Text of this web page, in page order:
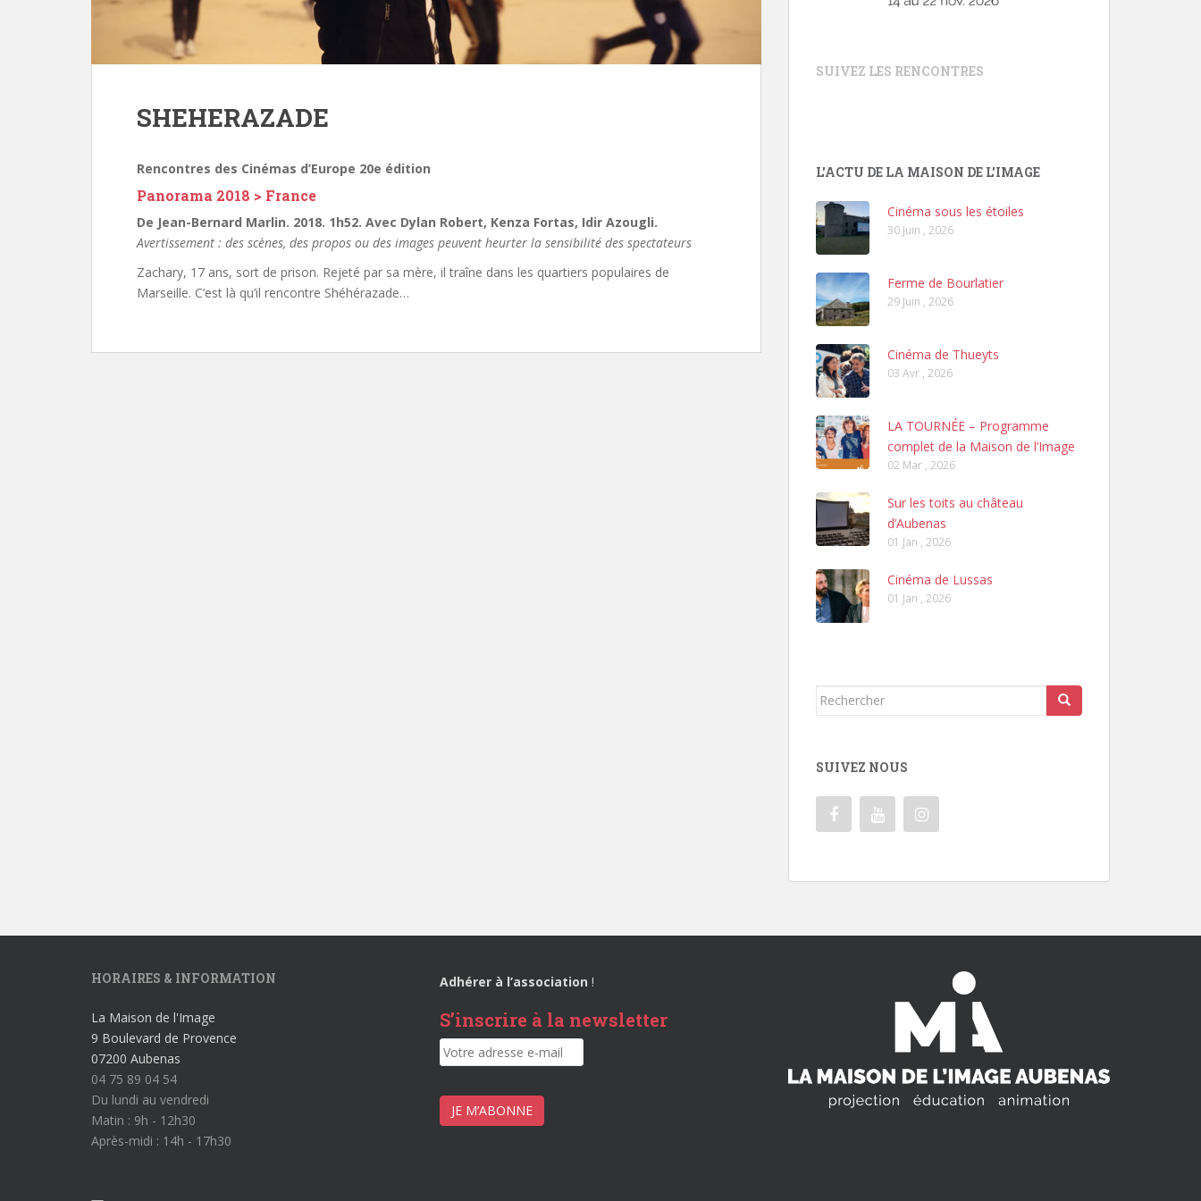
SHEHERAZADE
Rencontres des Cinémas d’Europe 20e édition
Panorama 2018 > France
De Jean-Bernard Marlin. 2018. 1h52. Avec Dylan Robert, Kenza Fortas, Idir Azougli.
Avertissement : des scènes, des propos ou des images peuvent heurter la sensibilité des spectateurs
Zachary, 17 ans, sort de prison. Rejeté par sa mère, il traîne dans les quartiers populaires de
Marseille. C’est là qu’il rencontre Shéhérazade…
SUIVEZ LES RENCONTRES
L'ACTU DE LA MAISON DE L'IMAGE
Cinéma sous les étoiles
30 Juin , 2026
Ferme de Bourlatier
29 Juin , 2026
Cinéma de Thueyts
03 Avr , 2026
LA TOURNÉE – Programme
complet de la Maison de l’Image
02 Mar , 2026
Sur les toits au château
d’Aubenas
01 Jan , 2026
Cinéma de Lussas
01 Jan , 2026
Rechercher...
SUIVEZ NOUS
HORAIRES & INFORMATION
La Maison de l'Image
9 Boulevard de Provence
07200 Aubenas
04 75 89 04 54
Du lundi au vendredi
Matin : 9h - 12h30
Après-midi : 14h - 17h30
Adhérer à l’association !
S’inscrire à la newsletter
JE M’ABONNE